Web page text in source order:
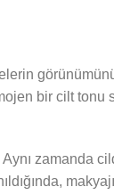
bir cilt tonu
zamanda